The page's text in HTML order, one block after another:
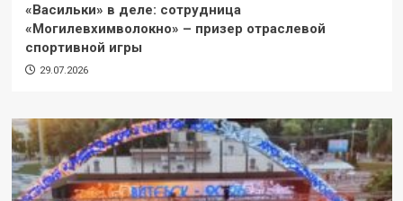
«Васильки» в деле: сотрудница
«Могилевхимволокно» – призер отраслевой
спортивной игры
29.07.2026